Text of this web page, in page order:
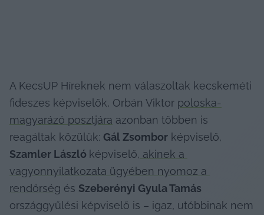
A KecsUP Híreknek nem válaszoltak kecskeméti
fideszes képviselők, Orbán Viktor poloska-
magyarázó posztjára azonban többen is
reagáltak közülük: Gál Zsombor
Szamler László képviselő, akinek a
vagyonnyilatkozata ügyében nyomoz a
rendőrség és Szeberényi Gyula Tamás
országgyűlési képviselő is – igaz, utóbbinak nem